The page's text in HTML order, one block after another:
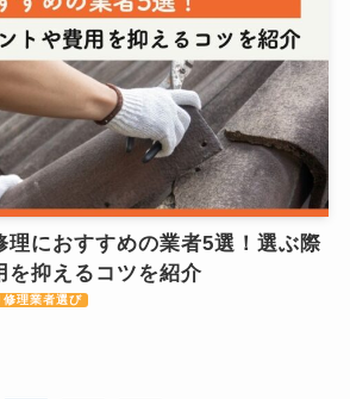
理におすすめの業者5選！選ぶ際
を抑えるコツを紹介
修理業者選び